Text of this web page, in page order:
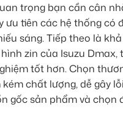
trọng bạn cần cân
ưu tiên các hệ thống có
sáng. Tiếp theo là
zin của Isuzu Dmax,
tốt hơn. Chọn
chất lượng, dễ gây
gốc sản phẩm và chọn